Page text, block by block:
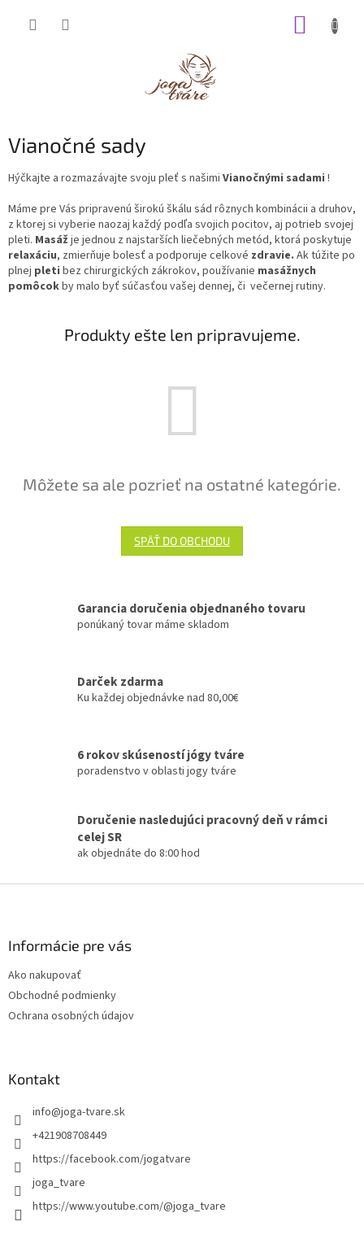
Vianočné sady
Hýčkajte a rozmazávajte svoju pleť s našimi Vianočnými sadami !
Máme pre Vás pripravenú širokú škálu sád rôznych kombinácii a druhov,
z ktorej si vyberie naozaj každý podľa svojich pocitov, aj potrieb svojej
pleti. Masáž je jednou z najstarších liečebných metód, ktorá poskytuje
relaxáciu, zmierňuje bolesť a podporuje celkové zdravie. Ak túžite po
plnej pleti bez chirurgických zákrokov, používanie masážnych
pomôcokby malo byť súčasťou vašej dennej, či večernej rutiny.
Produkty ešte len pripravujeme.
Môžete sa ale pozrieť na ostatné kategórie.
SPÄŤ DO OBCHODU
Garancia doručenia objednaného tovaru
ponúkaný tovar máme skladom
Darček zdarma
Ku každej objednávke nad 80,00€
6 rokov skúseností jógy tváre
poradenstvo v oblasti jogy tváre
Doručenie nasledujúci pracovný deň v rámci
celej SR
ak objednáte do 8:00 hod
Informácie pre vás
Ako nakupovať
Obchodné podmienky
Ochrana osobných údajov
Kontakt
info@joga-tvare.sk
+421908708449
https://facebook.com/jogatvare
joga_tvare
https://www.youtube.com/@joga_tvare